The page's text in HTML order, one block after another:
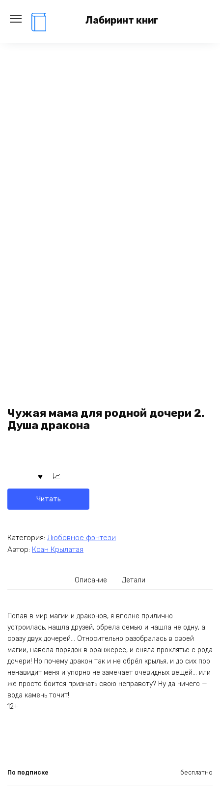
содержанию
Лабиринт книг
Чужая мама для родной дочери 2.
Душа дракона
Читать
Категория: Любовное фэнтези
Автор: Ксан Крылатая
Описание Детали
Попав в мир магии и драконов, я вполне прилично
устроилась, нашла друзей, обрела семью и нашла не одну, а
сразу двух дочерей… Относительно разобралась в своей
магии, навела порядок в оранжерее, и сняла проклятье с рода
дочери! Но почему дракон так и не обрёл крылья, и до сих пор
ненавидит меня и упорно не замечает очевидных вещей… или
же просто боится признать свою неправоту? Ну да ничего —
вода камень точит!
12+
По подписке бесплатно